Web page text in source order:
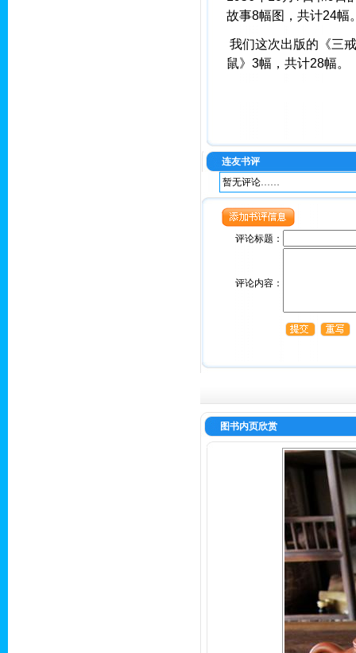
故事8幅图，共计24幅
我们这次出版的《三
鼠》3幅，共计28幅。
连友书评
暂无评论……
评论标题：
评论内容：
图书内页欣赏